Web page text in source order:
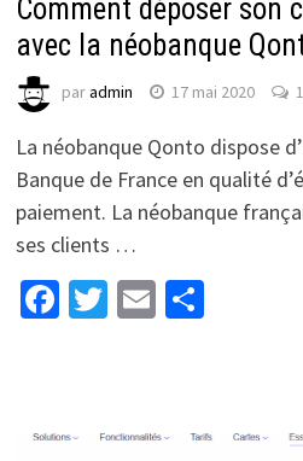
Comment déposer son
avec la néobanque
paradmin 17 mai 2020 1
La néobanque Qonto dispose
Banque de France en qualité
paiement. La néobanque
ses clients …
Facebook
Twitter
Email